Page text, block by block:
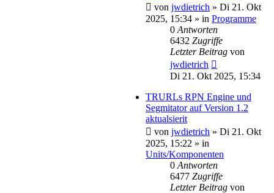
von jwdietrich » Di 21. Okt
2025, 15:34 » in Programme
0 Antworten
6432 Zugriffe
Letzter Beitrag von
jwdietrich
Di 21. Okt 2025, 15:34
TRURLs RPN Engine und
Segmitator auf Version 1.2
aktualsierit
von jwdietrich » Di 21. Okt
2025, 15:22 » in
Units/Komponenten
0 Antworten
6477 Zugriffe
Letzter Beitrag von